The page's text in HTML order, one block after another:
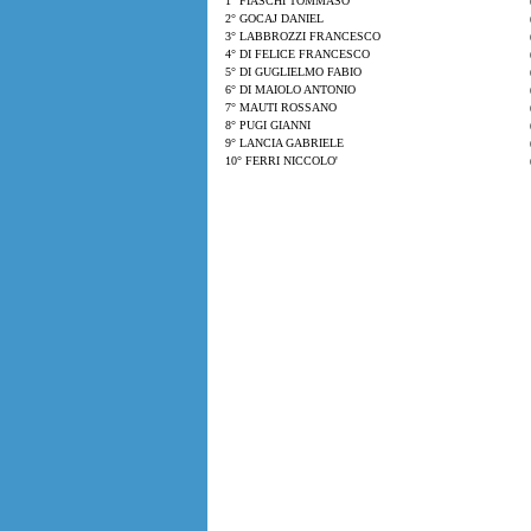
2° GOCAJ DANIEL
3° LABBROZZI FRANCESCO
4° DI FELICE FRANCESCO
5° DI GUGLIELMO FABIO
6° DI MAIOLO ANTONIO
7° MAUTI ROSSANO
8° PUGI GIANNI
9° LANCIA GABRIELE
10° FERRI NICCOLO'